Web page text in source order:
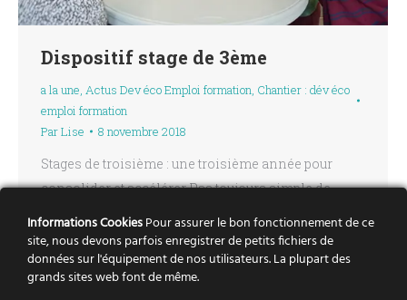
Dispositif stage de 3ème
a la une, Actus Dev éco Emploi formation, Chantier : dév éco
emploi formation
ParLise 8 novembre 2018
Stages de troisième : une troisième année pour
consolider et accélérer Pas toujours simple de
trouver un stage lorsqu’on est élève de troisième.
Ouvert à tous les collégiens, le dispositif d’accès au
stage lancé par la Métropole, le Département et
l’Académie de Nantes doit permettre de lutter contre
Informations CookiesPour assurer le bon fonctionnement de ce
site, nous devons parfois enregistrer de petits fichiers de
données sur l'équipement de nos utilisateurs. La plupart des
grands sites web font de même.